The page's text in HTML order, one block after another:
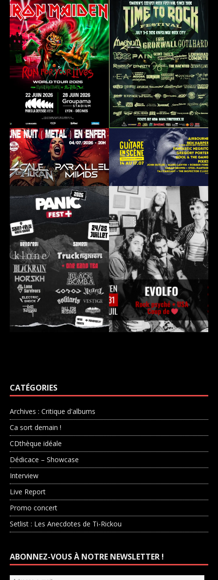
CATÉGORIES
Archives : Critique d'albums
Ca sort demain !
CDthèque idéale
Dédicace – Showcase
Interview
Live Report
Promo concert
Setlist : Les Anecdotes de Ti-Rickou
ABONNEZ-VOUS À NOTRE NEWSLETTER !